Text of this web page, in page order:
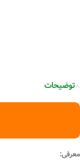
توضیحات
معرفی: